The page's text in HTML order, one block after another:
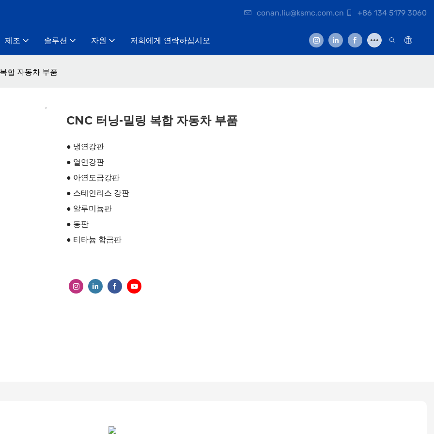
conan.liu@ksmc.com.cn +86 134 5179 3060
제조 솔루션 자원 저희에게 연락하십시오
합 자동차 부품
CNC 터닝-밀링 복합 자동차 부품
● 냉연강판
● 열연강판
● 아연도금강판
● 스테인리스 강판
● 알루미늄판
● 동판
● 티타늄 합금판